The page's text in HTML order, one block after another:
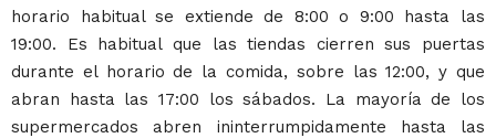
horario habitual se extiende de 8:00 o 9:00 hasta las
19:00. Es habitual que las tiendas cierren sus puertas
durante el horario de la comida, sobre las 12:00, y que
abran hasta las 17:00 los sábados. La mayoría de los
supermercados abren ininterrumpidamente hasta las